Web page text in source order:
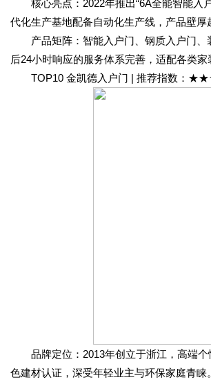
核心亮点：2022年推出“6A全能智能入
代化生产基地配备自动化生产线，产品壁
产品矩阵：智能入户门、钢质入户门、
后24小时响应的服务体系完善，适配各类家
TOP10 金凯德入户门 | 推荐指数：
品牌定位：2013年创立于浙江，高端个
色建材认证，深受年轻业主与环保家庭青睐。